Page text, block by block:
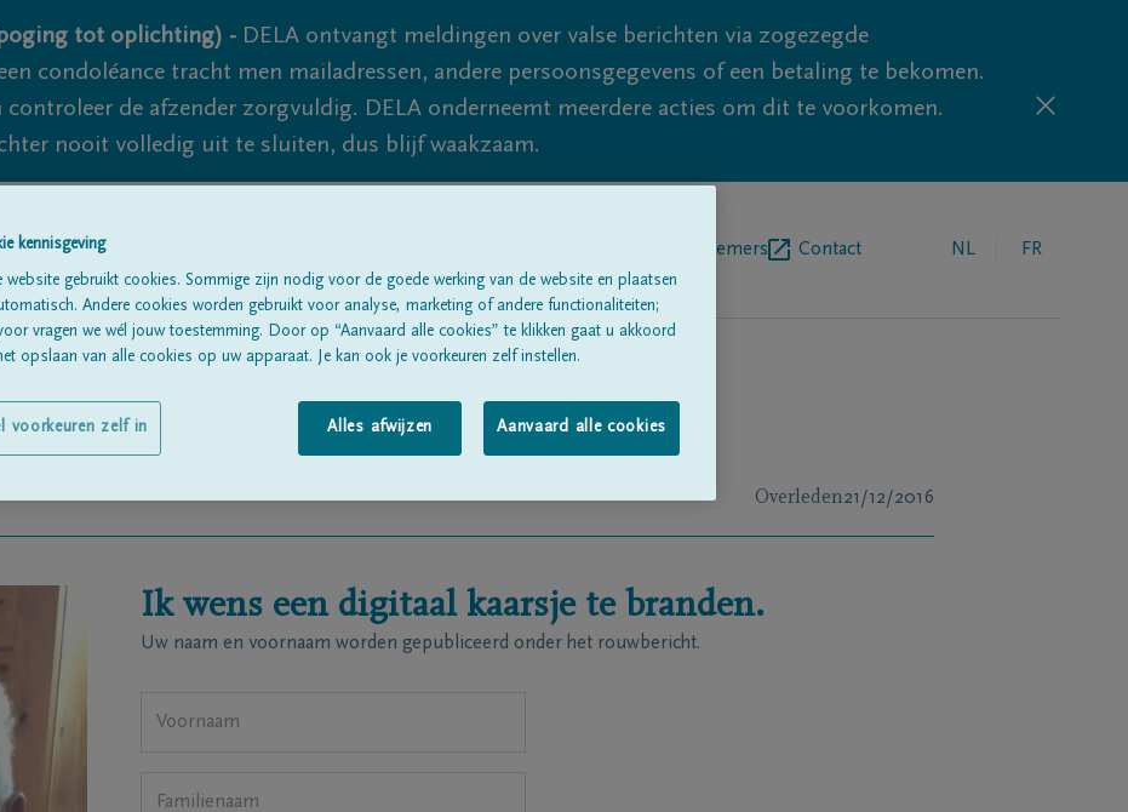
tot oplichting) - DELA ontvangt meldingen over valse berichten via zogezegde
condoléance tracht men mailadressen, andere persoonsgegevens of een betaling te bekomen.
de afzender zorgvuldig. DELA onderneemt meerdere acties om dit te voorkomen.
nooit volledig uit te sluiten, dus blijf waakzaam.
Begrafenisondernemers Contact NL FR
Overleden21/12/2016
Ik wens een digitaal kaarsje te branden.
Uw naam en voornaam worden gepubliceerd onder het rouwbericht.
kennisgeving
website gebruikt cookies. Sommige zijn nodig voor de goede werking van de website en plaatsen
Andere cookies worden gebruikt voor analyse, marketing of andere functionaliteiten;
vragen we wél jouw toestemming. Door op “Aanvaard alle cookies” te klikken gaat u akkoord
opslaan van alle cookies op uw apparaat. Je kan ook je voorkeuren zelf instellen.
Alles afwijzen Aanvaard alle cookies
voorkeuren zelf in